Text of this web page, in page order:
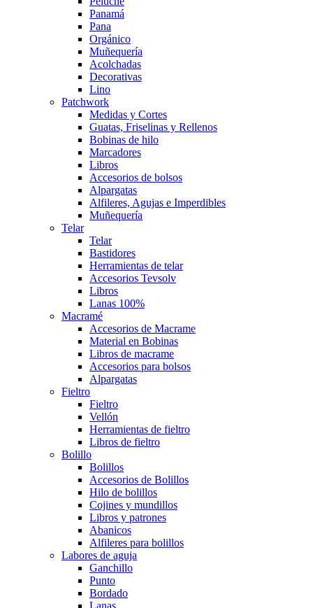
Panamá
Pana
Orgánico
Muñequería
Acolchadas
Decorativas
Lino
Patchwork
Medidas y Cortes
Guatas, Friselinas y Rellenos
Bobinas de hilo
Marcadores
Libros
Accesorios de bolsos
Alpargatas
Alfileres, Agujas e Imperdibles
Muñequería
Telar
Telar
Bastidores
Herramientas de telar
Accesorios Tevsolv
Libros
Lanas 100%
Macramé
Accesorios de Macrame
Material en Bobinas
Libros de macrame
Accesorios para bolsos
Alpargatas
Fieltro
Fieltro
Vellón
Herramientas de fieltro
Libros de fieltro
Bolillo
Bolillos
Accesorios de Bolillos
Hilo de bolillos
Cojines y mundillos
Libros y patrones
Abanicos
Alfileres para bolillos
Labores de aguja
Ganchillo
Punto
Bordado
Lanas